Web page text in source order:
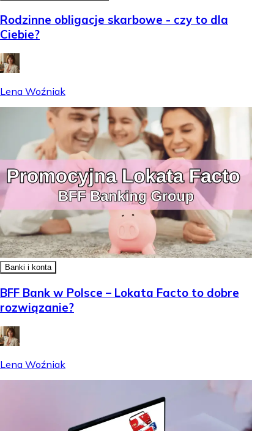
Rodzinne obligacje skarbowe - czy to dla
Ciebie?
Lena Woźniak
Banki i konta
BFF Bank w Polsce – Lokata Facto to dobre
rozwiązanie?
Lena Woźniak